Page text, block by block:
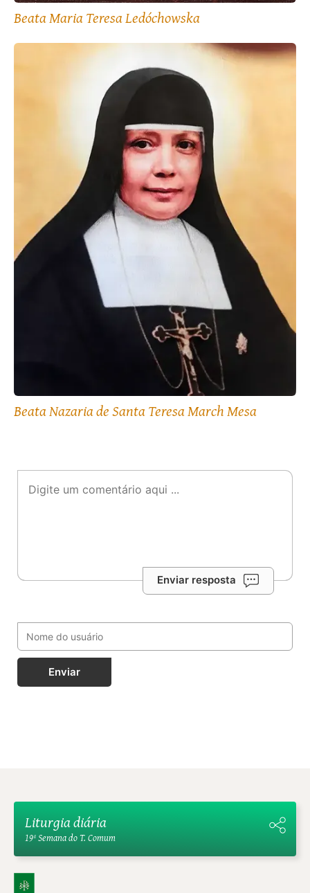
Beata Maria Teresa Ledóchowska
Beata Nazaria de Santa Teresa March Mesa
Enviar resposta
Enviar
Liturgia diária
19ª Semana do T. Comum